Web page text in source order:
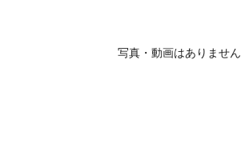
写真・動画はありません